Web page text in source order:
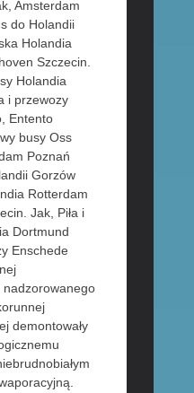
Amsterdam
do Holandii
Holandia
Szczecin.
Holandia
i przewozy
Entento
busy Oss
Poznań
Gorzów
Rotterdam
Jak, Piła i
Dortmund
Enschede
demontowały